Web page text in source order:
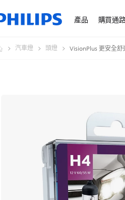
產品 購買通
汽車燈 頭燈 VisionPlus 更安全舒